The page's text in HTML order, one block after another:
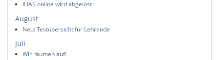
ILIAS.online wird abgelöst
August
Neu: Testübersicht für Lehrende
Juli
Wir räumen auf!